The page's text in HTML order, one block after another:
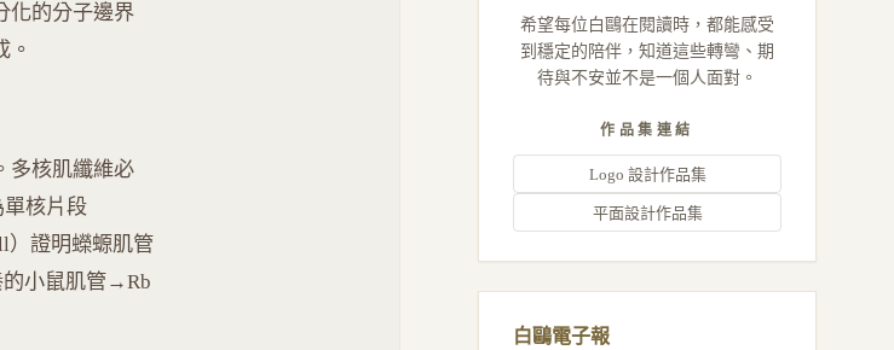
化的分子邊界
。
多核肌纖維必
單核片段
）證明蠑螈肌管
小鼠肌管→Rb
希望每位白鷗在閱讀時，都能感受
到穩定的陪伴，知道這些轉彎、期
待與不安並不是一個人面對。
作品集連結
Logo 設計作品集
平面設計作品集
白鷗電子報